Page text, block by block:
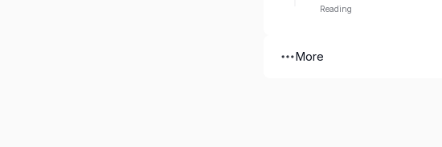
Reading
More